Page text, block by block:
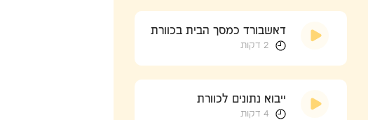
דאשבורד כמסך הבית בכוורת
2 דקות
ייבוא נתונים לכוורת
4 דקות